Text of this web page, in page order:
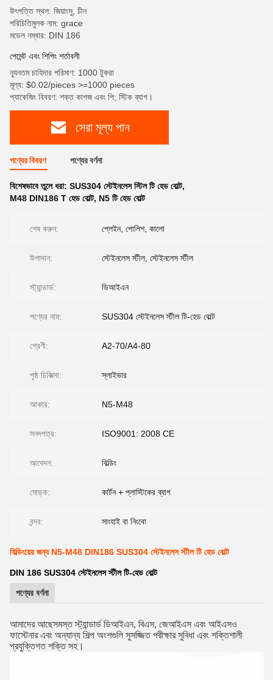
উৎপত্তি স্থল: জিয়াংসু, চীন
পরিচিতিমুলক নাম: grace
মডেল নম্বার: DIN 186
পেমেন্ট এবং শিপিং শর্তাবলী
ন্যূনতম চাহিদার পরিমাণ: 1000 টুকরা
মূল্য: $0.02/pieces >=1000 pieces
প্যাকেজিং বিবরণ: শক্ত কাগজ এবং পি; স্টিক ব্যাগ।
সেরা মূল্য পান
পণ্যের বিবরণ পণ্যের বর্ণনা
বিশেষভাবে তুলে ধরা: SUS304 স্টেইনলেস স্টিল টি হেড বোল্ট,
M48 DIN186 T হেড বোল্ট, N5 টি হেড বোল্ট
শেষ করুন: প্লেইন, পোলিশ, কালো
উপাদান: স্টেইনলেস স্টীল, স্টেইনলেস স্টীল
স্ট্যান্ডার্ড: ডিআইএন
পণ্যের নাম: SUS304 স্টেইনলেস স্টীল টি-হেড বোল্ট
শ্রেণী: A2-70/A4-80
পৃষ্ঠ চিকিত্সা: স্লাইভার
আকার: N5-M48
সনদপত্র: ISO9001: 2008 CE
আবেদন: বিল্ডিং
মোড়ক: কার্টন + প্লাস্টিকের ব্যাগ
বন্দর: সাংহাই বা নিংবো
বিল্ডিংয়ের জন্য N5-M48 DIN186 SUS304 স্টেইনলেস স্টীল টি হেড বোল্ট
DIN 186 SUS304 স্টেইনলেস স্টীল টি-হেড বোল্ট
পণ্যের বর্ণনা
আমাদের আছেসমস্ত স্ট্যান্ডার্ড ডিআইএন, বিএস, জেআইএস এবং আইএসও
ফাস্টেনার এবং অন্যান্য শিল্প অংশগুলি সুসজ্জিত পরীক্ষার সুবিধা এবং শক্তিশালী
প্রযুক্তিগত শক্তি সহ।